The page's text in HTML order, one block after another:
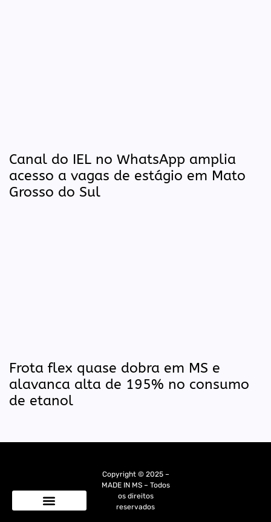
Canal do IEL no WhatsApp amplia
acesso a vagas de estágio em Mato
Grosso do Sul
Frota flex quase dobra em MS e
alavanca alta de 195% no consumo
de etanol
Copyright © 2025 –
MADE IN MS – Todos
os direitos
reservados